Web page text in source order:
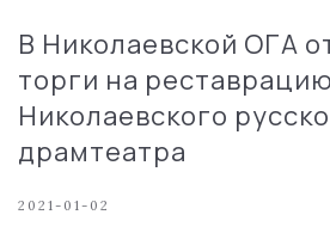
В Николаевской ОГА
торги на реставрацию
Николаевского
драмтеатра
2021-01-02